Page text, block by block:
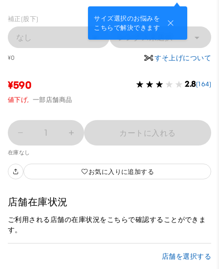
サイズ選択のお悩みを
こちらで解決できます
補正(股下)
なし レングス未選択
¥0 すそ上げについて
¥590 2.8(164)
値下げ, 一部店舗商品
1 カートに入れる
在庫なし
お気に入りに追加する
店舗在庫状況
ご利用される店舗の在庫状況をこちらで確認することができま
す。
店舗を選択する